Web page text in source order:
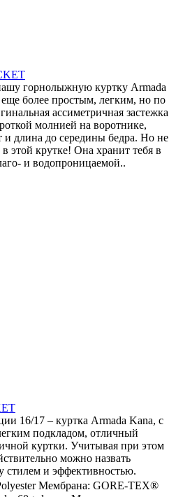
горнолыжную куртку Armada
более простым, легким, но по
ассиметричная застежка
молнией на воротнике,
и длина до середины бедра. Но не
этой крутке! Она хранит тебя в
и водопроницаемой..
16/17 – куртка Armada Kana, с
подкладом, отличный
куртки. Учитывая при этом
можно назвать
стилем и эффективностью.
Мембрана: GORE-TEX®